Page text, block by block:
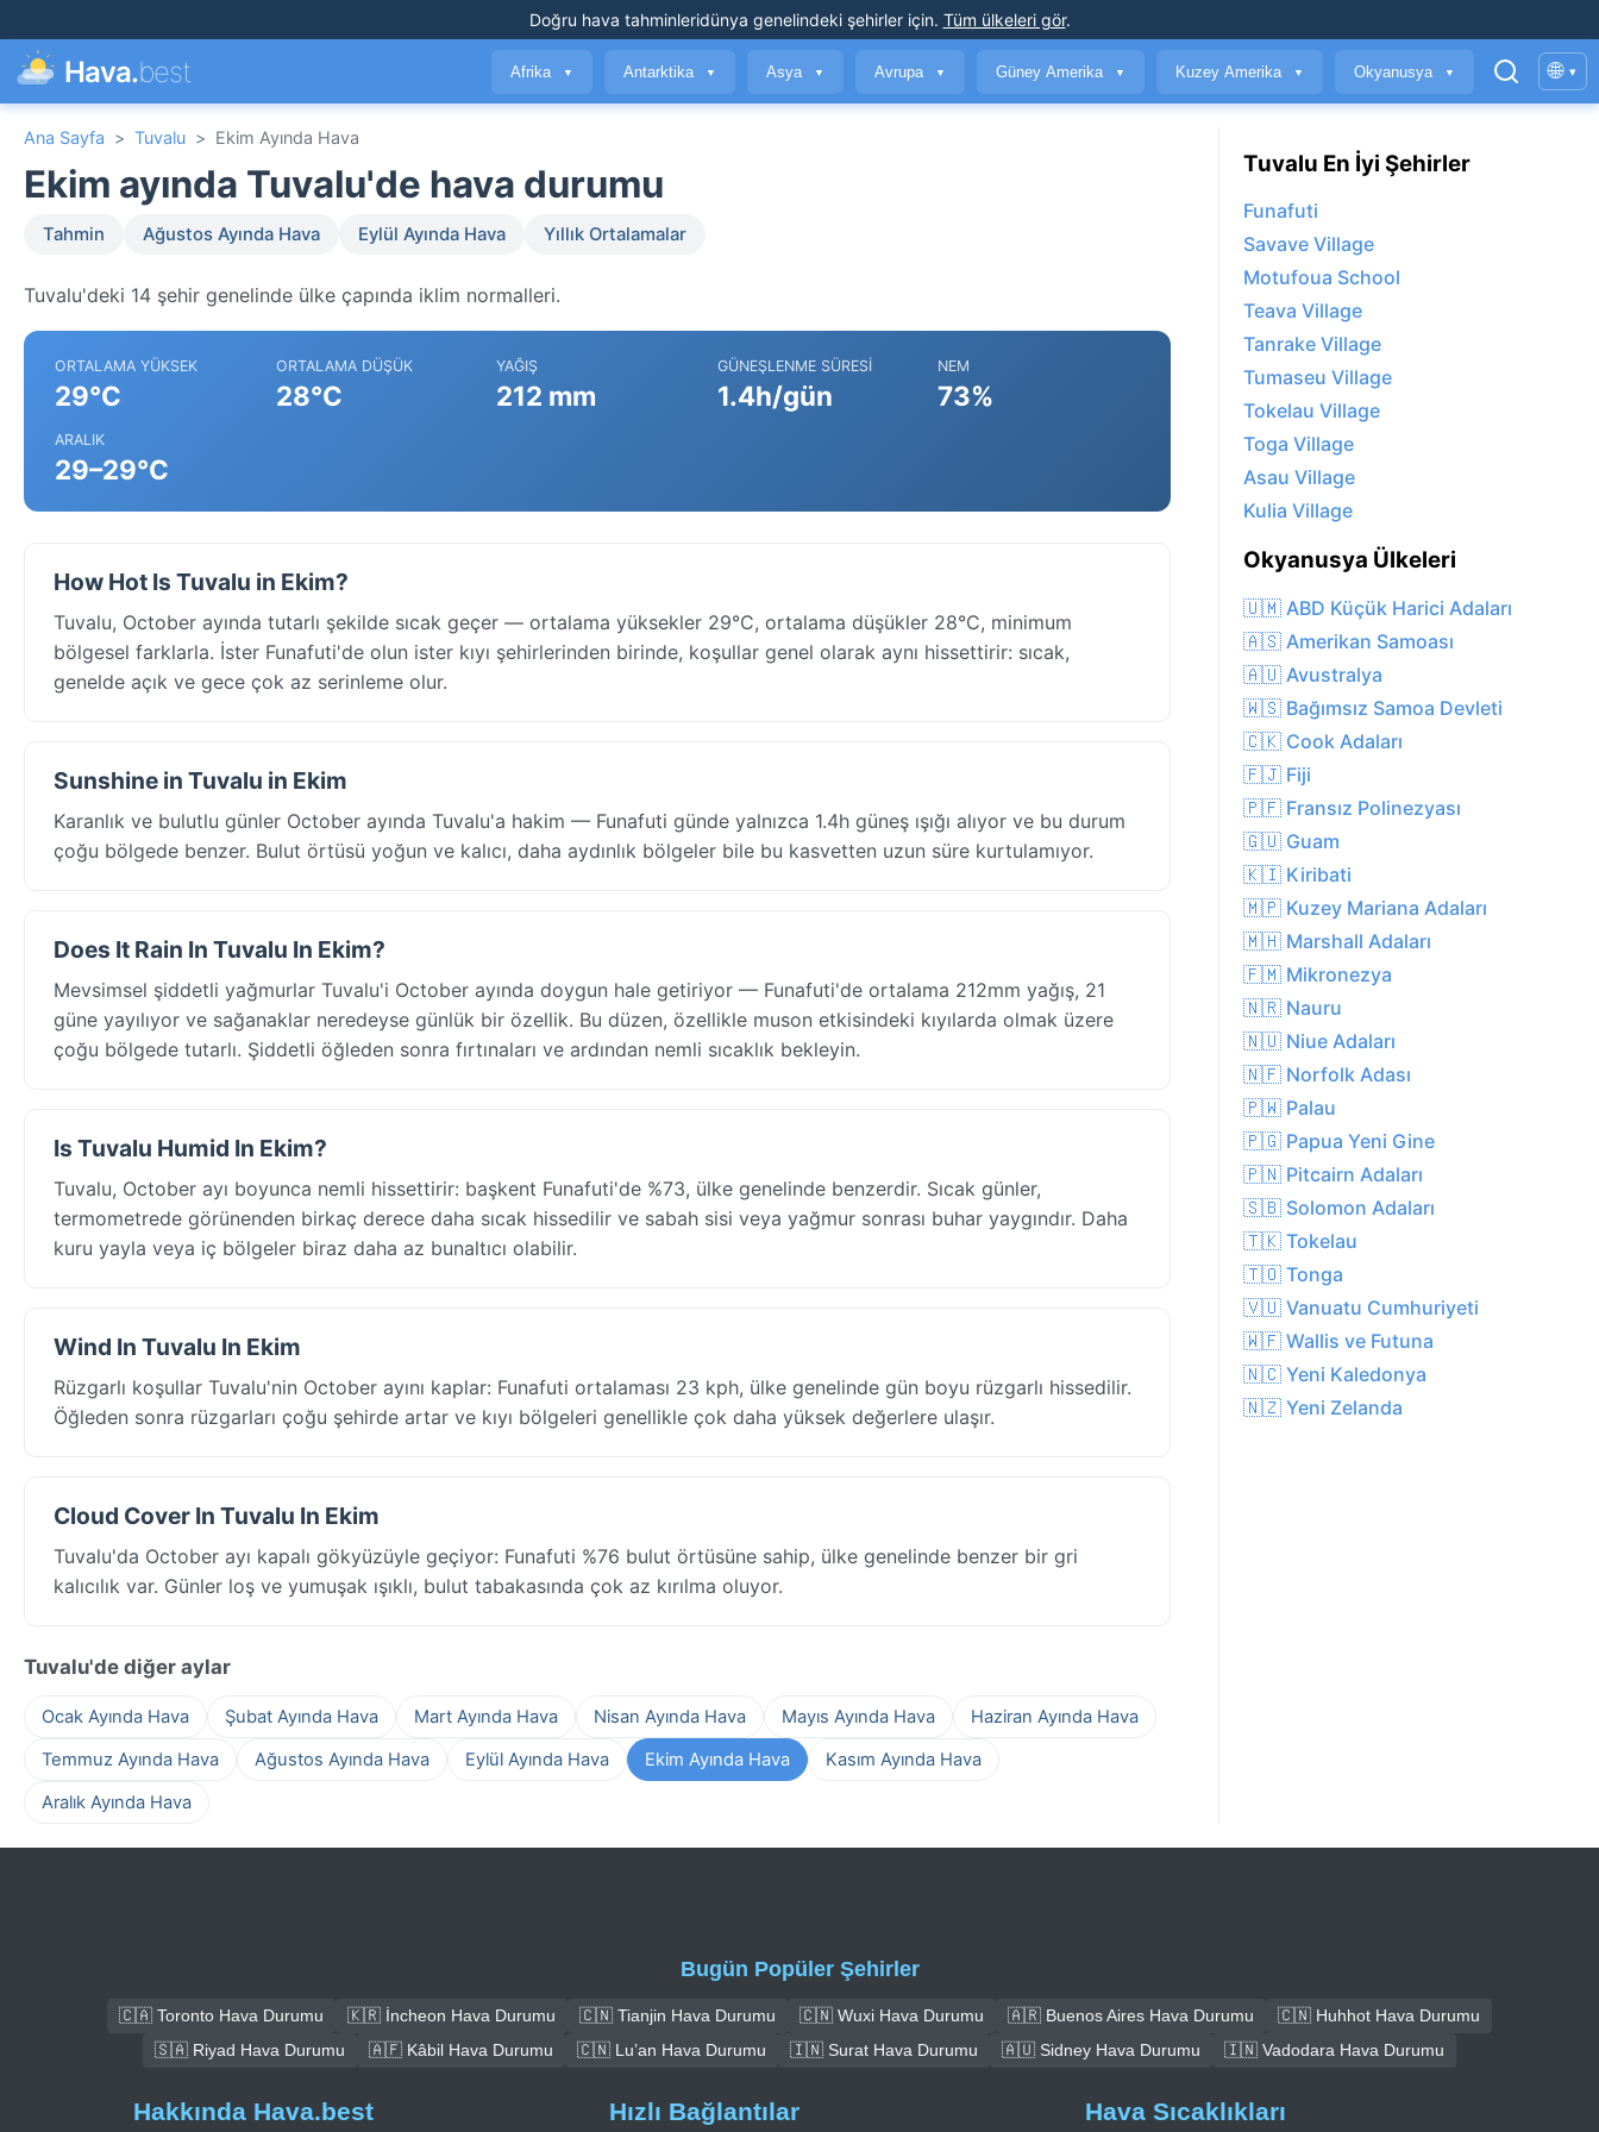
Doğru hava tahminleridünya genelindeki şehirler için. Tüm ülkeleri gör.
Hava.best Afrika ▼ Antarktika ▼ Asya ▼ Avrupa ▼ Güney Amerika ▼ Kuzey Amerika ▼ Okyanusya ▼ 🌐 ▾
Ana Sayfa > Tuvalu > Ekim Ayında Hava
Ekim ayında Tuvalu'de hava durumu
Tahmin Ağustos Ayında Hava Eylül Ayında Hava Yıllık Ortalamalar
Tuvalu'deki 14 şehir genelinde ülke çapında iklim normalleri.
ORTALAMA YÜKSEK
29°C
ORTALAMA DÜŞÜK
28°C
YAĞIŞ
212 mm
GÜNEŞLENME SÜRESI
1.4h/gün
NEM
73%
ARALIK
29–29°C
How Hot Is Tuvalu in Ekim?
Tuvalu, October ayında tutarlı şekilde sıcak geçer — ortalama yüksekler 29°C, ortalama düşükler 28°C, minimum
bölgesel farklarla. İster Funafuti'de olun ister kıyı şehirlerinden birinde, koşullar genel olarak aynı hissettirir: sıcak,
genelde açık ve gece çok az serinleme olur.
Sunshine in Tuvalu in Ekim
Karanlık ve bulutlu günler October ayında Tuvalu'a hakim — Funafuti günde yalnızca 1.4h güneş ışığı alıyor ve bu durum
çoğu bölgede benzer. Bulut örtüsü yoğun ve kalıcı, daha aydınlık bölgeler bile bu kasvetten uzun süre kurtulamıyor.
Does It Rain In Tuvalu In Ekim?
Mevsimsel şiddetli yağmurlar Tuvalu'i October ayında doygun hale getiriyor — Funafuti'de ortalama 212mm yağış, 21
güne yayılıyor ve sağanaklar neredeyse günlük bir özellik. Bu düzen, özellikle muson etkisindeki kıyılarda olmak üzere
çoğu bölgede tutarlı. Şiddetli öğleden sonra fırtınaları ve ardından nemli sıcaklık bekleyin.
Is Tuvalu Humid In Ekim?
Tuvalu, October ayı boyunca nemli hissettirir: başkent Funafuti'de %73, ülke genelinde benzerdir. Sıcak günler,
termometrede görünenden birkaç derece daha sıcak hissedilir ve sabah sisi veya yağmur sonrası buhar yaygındır. Daha
kuru yayla veya iç bölgeler biraz daha az bunaltıcı olabilir.
Wind In Tuvalu In Ekim
Rüzgarlı koşullar Tuvalu'nin October ayını kaplar: Funafuti ortalaması 23 kph, ülke genelinde gün boyu rüzgarlı hissedilir.
Öğleden sonra rüzgarları çoğu şehirde artar ve kıyı bölgeleri genellikle çok daha yüksek değerlere ulaşır.
Cloud Cover In Tuvalu In Ekim
Tuvalu'da October ayı kapalı gökyüzüyle geçiyor: Funafuti %76 bulut örtüsüne sahip, ülke genelinde benzer bir gri
kalıcılık var. Günler loş ve yumuşak ışıklı, bulut tabakasında çok az kırılma oluyor.
Tuvalu'de diğer aylar
Ocak Ayında Hava Şubat Ayında Hava Mart Ayında Hava Nisan Ayında Hava Mayıs Ayında Hava
Haziran Ayında Hava
Temmuz Ayında Hava
Ağustos Ayında Hava Eylül Ayında Hava Ekim Ayında Hava
Kasım Ayında Hava
Aralık Ayında Hava
Tuvalu En İyi Şehirler
Funafuti
Savave Village
Motufoua School
Teava Village
Tanrake Village
Tumaseu Village
Tokelau Village
Toga Village
Asau Village
Kulia Village
Okyanusya Ülkeleri
🇺🇲 ABD Küçük Harici Adaları
🇦🇸 Amerikan Samoası
🇦🇺 Avustralya
🇼🇸 Bağımsız Samoa Devleti
🇨🇰 Cook Adaları
🇫🇯 Fiji
🇵🇫 Fransız Polinezyası
🇬🇺 Guam
🇰🇮 Kiribati
🇲🇵 Kuzey Mariana Adaları
🇲🇭 Marshall Adaları
🇫🇲 Mikronezya
🇳🇷 Nauru
🇳🇺 Niue Adaları
🇳🇫 Norfolk Adası
🇵🇼 Palau
🇵🇬 Papua Yeni Gine
🇵🇳 Pitcairn Adaları
🇸🇧 Solomon Adaları
🇹🇰 Tokelau
🇹🇴 Tonga
🇻🇺 Vanuatu Cumhuriyeti
🇼🇫 Wallis ve Futuna
🇳🇨 Yeni Kaledonya
🇳🇿 Yeni Zelanda
Bugün Popüler Şehirler
🇨🇦 Toronto Hava Durumu 🇰🇷 İncheon Hava Durumu 🇨🇳 Tianjin Hava Durumu 🇨🇳 Wuxi Hava Durumu 🇦🇷 Buenos Aires Hava Durumu
🇨🇳 Huhhot Hava Durumu
🇸🇦 Riyad Hava Durumu
🇦🇫 Kâbil Hava Durumu 🇨🇳 Lu’an Hava Durumu 🇮🇳 Surat Hava Durumu 🇦🇺 Sidney Hava Durumu 🇮🇳 Vadodara Hava Durumu
Hakkında Hava.best Hızlı Bağlantılar Hava Sıcaklıkları